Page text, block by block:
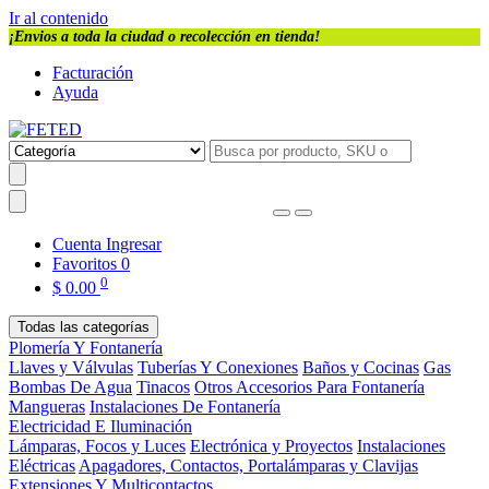
Ir al contenido
¡Envios a toda la ciudad o recolección en tienda!
Facturación
Ayuda
Cuenta Ingresar
Favoritos 0
$ 0.00 0
Todas las categorías
Plomería Y Fontanería
Llaves y Válvulas Tuberías Y Conexiones Baños y Cocinas Gas
Bombas De Agua Tinacos Otros Accesorios Para Fontanería
Mangueras Instalaciones De Fontanería
Electricidad E Iluminación
Lámparas, Focos y Luces Electrónica y Proyectos Instalaciones
Eléctricas Apagadores, Contactos, Portalámparas y Clavijas